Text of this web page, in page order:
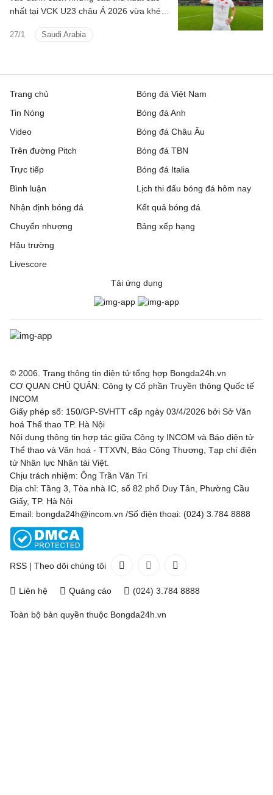
27/1 Saudi Arabia
nhất tại VCK U23 châu Á 2026 vừa khép
Trang chủ
Tin Nóng
Video
Trên đường Pitch
Trực tiếp
Bóng đá Việt Nam
Bóng đá Anh
Bóng đá Châu Âu
Bóng đá TBN
Bóng đá Italia
Bình luận
Nhận định bóng đá
Chuyển nhượng
Hậu trường
Livescore
Lịch thi đấu bóng đá hôm nay
Kết quả bóng đá
Bảng xếp hạng
Tải ứng dụng
© 2006. Trang thông tin điện tử tổng hợp Bongda24h.vn
CƠ QUAN CHỦ QUẢN: Công ty Cổ phần Truyền thông Quốc tế
INCOM
Giấy phép số: 150/GP-SVHTT cấp ngày 03/4/2026 bởi Sở Văn
hoá Thể thao TP. Hà Nội
Nội dung thông tin hợp tác giữa Công ty INCOM và Báo điện tử
Thể thao và Văn hoá - TTXVN, Báo Công Thương, Tạp chí điện
tử Nhân lực Nhân tài Việt.
Chịu trách nhiệm: Ông Trần Văn Trí
Địa chỉ: Tầng 3, Tòa nhà IC, số 82 phố Duy Tân, Phường Cầu
Giấy, TP. Hà Nội
Email: bongda24h@incom.vn /Số điện thoại: (024) 3.784 8888
RSS | Theo dõi chúng tôi
Liên hệ Quảng cáo (024) 3.784 8888
Toàn bộ bản quyền thuộc Bongda24h.vn